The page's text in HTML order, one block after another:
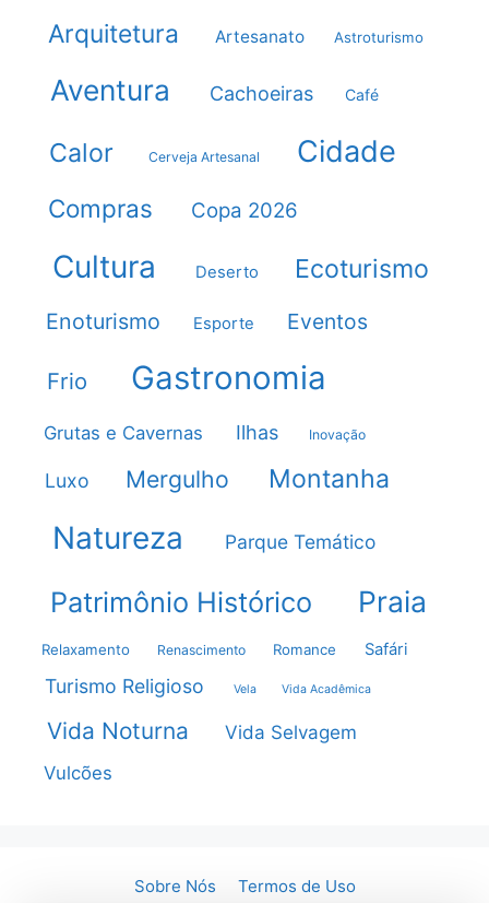
Arquitetura Artesanato Astroturismo
Aventura Cachoeiras Café
Calor Cerveja Artesanal Cidade
Compras Copa 2026
Cultura Deserto Ecoturismo
Enoturismo Esporte Eventos
Frio Gastronomia
Grutas e Cavernas Ilhas Inovação
Luxo Mergulho Montanha
Natureza Parque Temático
Patrimônio Histórico Praia
Relaxamento Renascimento Romance Safári
Turismo Religioso Vela Vida Acadêmica
Vida Noturna Vida Selvagem
Vulcões
Sobre Nós Termos de Uso